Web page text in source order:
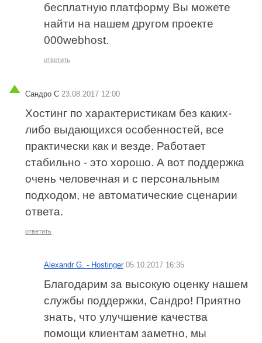
бесплатную платформу Вы можете
найти на нашем другом проекте
000webhost.
ответить
Сандро С 23.08.2017 12:00
Хостинг по характеристикам без каких-
либо выдающихся особенностей, все
практически как и везде. Работает
стабильно - это хорошо. А вот поддержка
очень человечная и с персональным
подходом, не автоматические сценарии
ответа.
ответить
Alexandr G. - Hostinger 05.10.2017 16:35
Благодарим за высокую оценку нашем
службы поддержки, Сандро! Приятно
знать, что улучшение качества
помощи клиентам заметно, мы